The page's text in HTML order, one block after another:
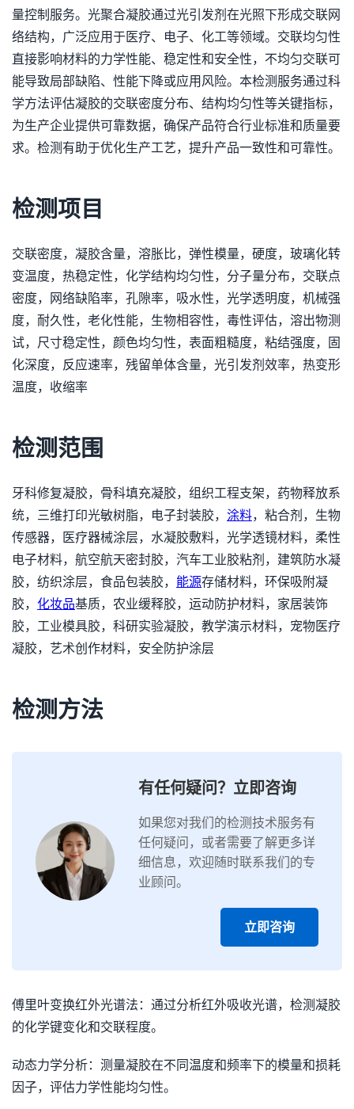
量控制服务。光聚合凝胶通过光引发剂在光照下形成交联网
络结构，广泛应用于医疗、电子、化工等领域。交联均匀性
直接影响材料的力学性能、稳定性和安全性，不均匀交联可
能导致局部缺陷、性能下降或应用风险。本检测服务通过科
学方法评估凝胶的交联密度分布、结构均匀性等关键指标，
为生产企业提供可靠数据，确保产品符合行业标准和质量要
求。检测有助于优化生产工艺，提升产品一致性和可靠性。
检测项目
交联密度，凝胶含量，溶胀比，弹性模量，硬度，玻璃化转
变温度，热稳定性，化学结构均匀性，分子量分布，交联点
密度，网络缺陷率，孔隙率，吸水性，光学透明度，机械强
度，耐久性，老化性能，生物相容性，毒性评估，溶出物测
试，尺寸稳定性，颜色均匀性，表面粗糙度，粘结强度，固
化深度，反应速率，残留单体含量，光引发剂效率，热变形
温度，收缩率
检测范围
牙科修复凝胶，骨科填充凝胶，组织工程支架，药物释放系
统，三维打印光敏树脂，电子封装胶， 涂料，粘合剂，生物
传感器，医疗器械涂层，水凝胶敷料，光学透镜材料，柔性
电子材料，航空航天密封胶，汽车工业胶粘剂，建筑防水凝
胶，纺织涂层，食品包装胶， 能源存储材料，环保吸附凝
胶， 化妆品基质，农业缓释胶，运动防护材料，家居装饰
胶，工业模具胶，科研实验凝胶，教学演示材料，宠物医疗
凝胶，艺术创作材料，安全防护涂层
检测方法
有任何疑问？立即咨询
如果您对我们的检测技术服务有
任何疑问，或者需要了解更多详
细信息，欢迎随时联系我们的专
业顾问。
立即咨询
傅里叶变换红外光谱法：通过分析红外吸收光谱，检测凝胶
的化学键变化和交联程度。
动态力学分析：测量凝胶在不同温度和频率下的模量和损耗
因子，评估力学性能均匀性。